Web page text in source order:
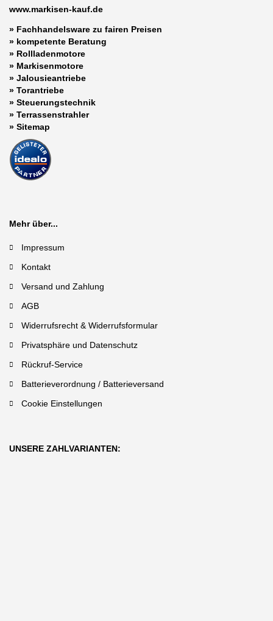
www.markisen-kauf.de
» Fachhandelsware zu fairen Preisen
» kompetente Beratung
» Rollladenmotore
» Markisenmotore
» Jalousieantriebe
» Torantriebe
» Steuerungstechnik
» Terrassenstrahler
» Sitemap
Mehr über...
Impressum
Kontakt
Versand und Zahlung
AGB
Widerrufsrecht & Widerrufsformular
Privatsphäre und Datenschutz
Rückruf-Service
Batterieverordnung / Batterieversand
Cookie Einstellungen
UNSERE ZAHLVARIANTEN: